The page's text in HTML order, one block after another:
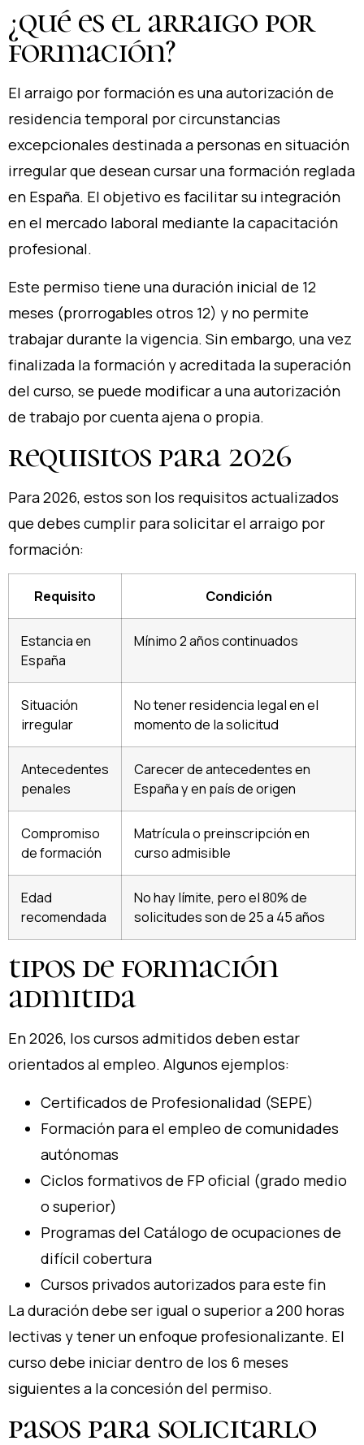
¿qué es el arraigo por
formación?
El arraigo por formación es una autorización de
residencia temporal por circunstancias
excepcionales destinada a personas en situación
irregular que desean cursar una formación reglada
en España. El objetivo es facilitar su integración
en el mercado laboral mediante la capacitación
profesional.
Este permiso tiene una duración inicial de 12
meses (prorrogables otros 12) y no permite
trabajar durante la vigencia. Sin embargo, una vez
finalizada la formación y acreditada la superación
del curso, se puede modificar a una autorización
de trabajo por cuenta ajena o propia.
requisitos para 2026
Para 2026, estos son los requisitos actualizados
que debes cumplir para solicitar el arraigo por
formación:
Requisito Condición
Estancia en
España
Mínimo 2 años continuados
Situación
irregular
No tener residencia legal en el
momento de la solicitud
Antecedentes
penales
Carecer de antecedentes en
España y en país de origen
Compromiso
de formación
Matrícula o preinscripción en
curso admisible
Edad
recomendada
No hay límite, pero el 80% de
solicitudes son de 25 a 45 años
tipos de formación
admitida
En 2026, los cursos admitidos deben estar
orientados al empleo. Algunos ejemplos:
Certificados de Profesionalidad (SEPE)
Formación para el empleo de comunidades
autónomas
Ciclos formativos de FP oficial (grado medio
o superior)
Programas del Catálogo de ocupaciones de
difícil cobertura
Cursos privados autorizados para este fin
La duración debe ser igual o superior a 200 horas
lectivas y tener un enfoque profesionalizante. El
curso debe iniciar dentro de los 6 meses
siguientes a la concesión del permiso.
pasos para solicitarlo